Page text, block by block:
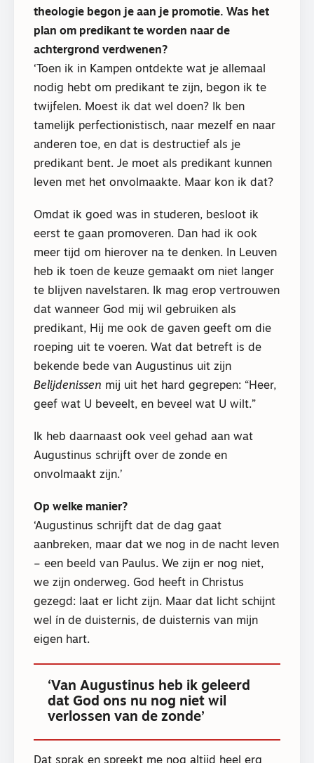
theologie begon je aan je promotie. Was het
plan om predikant te worden naar de
achtergrond verdwenen?
‘Toen ik in Kampen ontdekte wat je allemaal
nodig hebt om predikant te zijn, begon ik te
twijfelen. Moest ik dat wel doen? Ik ben
tamelijk perfectionistisch, naar mezelf en naar
anderen toe, en dat is destructief als je
predikant bent. Je moet als predikant kunnen
leven met het onvolmaakte. Maar kon ik dat?
Omdat ik goed was in studeren, besloot ik
eerst te gaan promoveren. Dan had ik ook
meer tijd om hierover na te denken. In Leuven
heb ik toen de keuze gemaakt om niet langer
te blijven navelstaren. Ik mag erop vertrouwen
dat wanneer God mij wil gebruiken als
predikant, Hij me ook de gaven geeft om die
roeping uit te voeren. Wat dat betreft is de
bekende bede van Augustinus uit zijn
Belijdenissen mij uit het hard gegrepen: “Heer,
geef wat U beveelt, en beveel wat U wilt.”
Ik heb daarnaast ook veel gehad aan wat
Augustinus schrijft over de zonde en
onvolmaakt zijn.’
Op welke manier?
‘Augustinus schrijft dat de dag gaat
aanbreken, maar dat we nog in de nacht leven
– een beeld van Paulus. We zijn er nog niet,
we zijn onderweg. God heeft in Christus
gezegd: laat er licht zijn. Maar dat licht schijnt
wel ín de duisternis, de duisternis van mijn
eigen hart.
‘Van Augustinus heb ik geleerd
dat God ons nu nog niet wil
verlossen van de zonde’